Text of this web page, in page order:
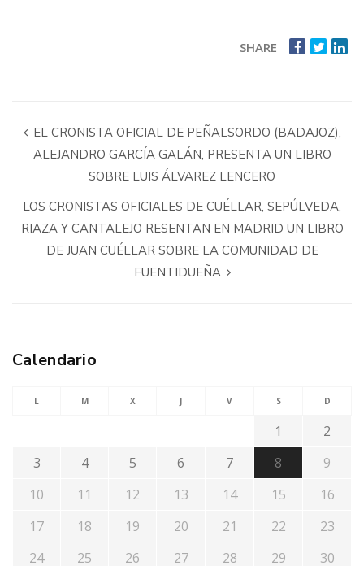
SHARE
EL CRONISTA OFICIAL DE PEÑALSORDO (BADAJOZ),
ALEJANDRO GARCÍA GALÁN, PRESENTA UN LIBRO
SOBRE LUIS ÁLVAREZ LENCERO
LOS CRONISTAS OFICIALES DE CUÉLLAR, SEPÚLVEDA,
RIAZA Y CANTALEJO RESENTAN EN MADRID UN LIBRO
DE JUAN CUÉLLAR SOBRE LA COMUNIDAD DE
FUENTIDUEÑA
Calendario
L M X J V S D
1
2
3
4 5 6 7 8
9
10
11 12 13 14 15
16
17
18 19 20 21 22
23
24
25 26 27 28 29 30